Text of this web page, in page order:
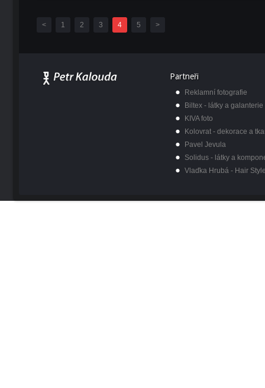
< 1 2 3 4 5 >
Partneři
Reklamní fotografie
Biltex - látky a galanterie
KIVA foto
Kolovrat - dekorace a
Pavel Jevula
Solidus - látky a
Vlaďka Hrubá - Hair